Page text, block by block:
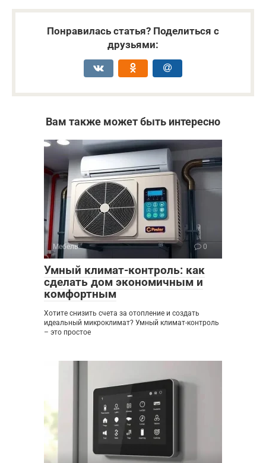
Понравилась статья? Поделиться с
друзьями:
Вам также может быть интересно
Мебель 0
Умный климат-контроль: как
сделать дом экономичным и
комфортным
Хотите снизить счета за отопление и создать
идеальный микроклимат? Умный климат-контроль
– это простое